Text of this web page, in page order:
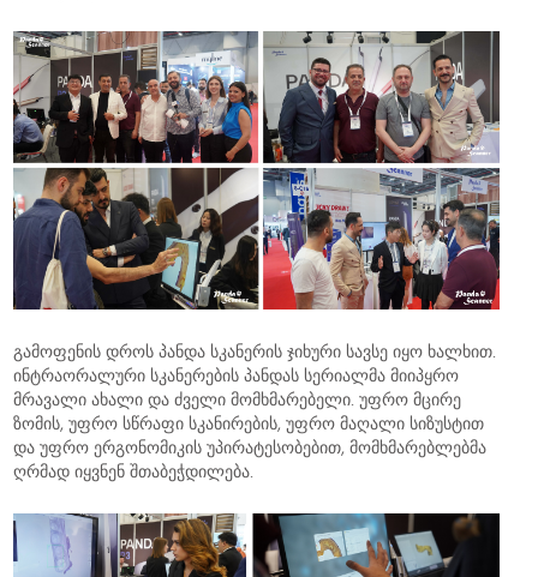
გამოფენის დროს პანდა სკანერის ჯიხური სავსე იყო ხალხით.
ინტრაორალური სკანერების პანდას სერიალმა მიიპყრო
მრავალი ახალი და ძველი მომხმარებელი. უფრო მცირე
ზომის, უფრო სწრაფი სკანირების, უფრო მაღალი სიზუსტით
და უფრო ერგონომიკის უპირატესობებით, მომხმარებლებმა
ღრმად იყვნენ შთაბეჭდილება.